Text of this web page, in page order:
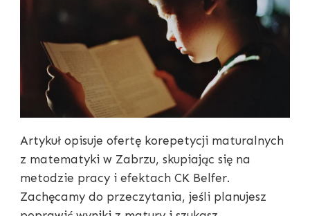
Artykuł opisuje ofertę korepetycji maturalnych
z matematyki w Zabrzu, skupiając się na
metodzie pracy i efektach CK Belfer.
Zachęcamy do przeczytania, jeśli planujesz